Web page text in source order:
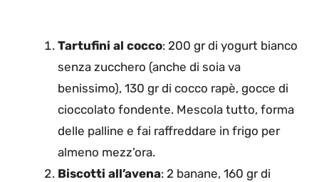
Tartufini al cocco: 200 gr di yogurt bianco
senza zucchero (anche di soia va
benissimo), 130 gr di cocco rapè, gocce di
cioccolato fondente. Mescola tutto, forma
delle palline e fai raffreddare in frigo per
almeno mezz’ora.
Biscotti all’avena: 2 banane, 160 gr di